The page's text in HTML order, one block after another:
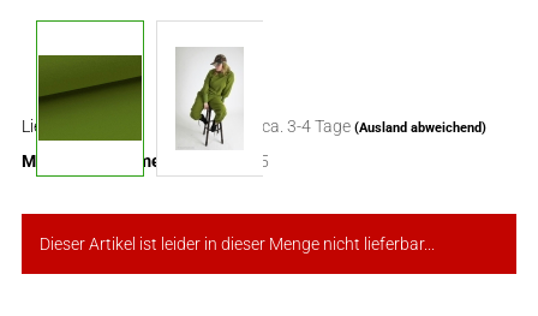
Lieferzeit: ca. 3-4 Tage (Ausland abweichend)
Mindestbestellmenge: 0,5
Dieser Artikel ist leider in dieser Menge nicht lieferbar...